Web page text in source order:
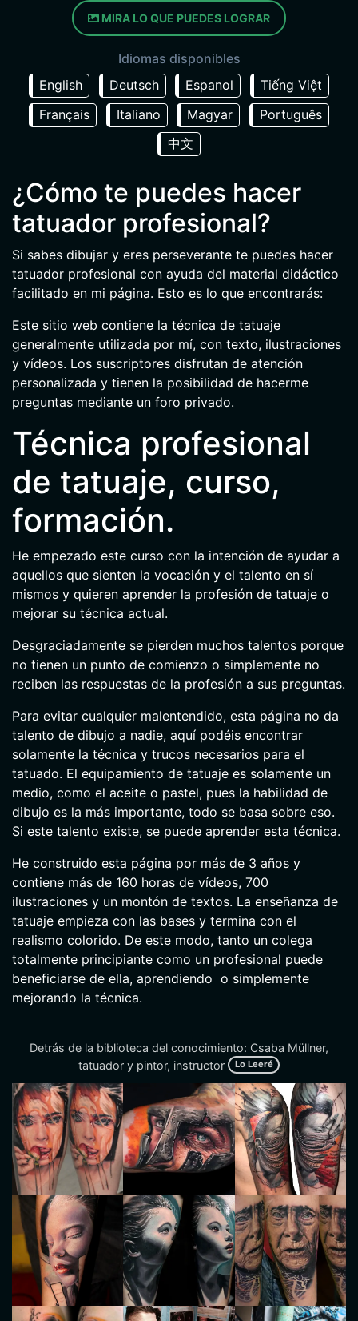
MIRA LO QUE PUEDES LOGRAR
Idiomas disponibles
English
Deutsch Espanol
Tiếng Việt
Français
Italiano Magyar
Português
中文
¿Cómo te puedes hacer
tatuador profesional?
Si sabes dibujar y eres perseverante te puedes hacer
tatuador profesional con ayuda del material didáctico
facilitado en mi página. Esto es lo que encontrarás:
Este sitio web contiene la técnica de tatuaje
generalmente utilizada por mí, con texto, ilustraciones
y vídeos. Los suscriptores disfrutan de atención
personalizada y tienen la posibilidad de hacerme
preguntas mediante un foro privado.
Técnica profesional
de tatuaje, curso,
formación.
He empezado este curso con la intención de ayudar a
aquellos que sienten la vocación y el talento en sí
mismos y quieren aprender la profesión de tatuaje o
mejorar su técnica actual.
Desgraciadamente se pierden muchos talentos porque
no tienen un punto de comienzo o simplemente no
reciben las respuestas de la profesión a sus preguntas.
Para evitar cualquier malentendido, esta página no da
talento de dibujo a nadie, aquí podéis encontrar
solamente la técnica y trucos necesarios para el
tatuado. El equipamiento de tatuaje es solamente un
medio, como el aceite o pastel, pues la habilidad de
dibujo es la más importante, todo se basa sobre eso.
Si este talento existe, se puede aprender esta técnica.
He construido esta página por más de 3 años y
contiene más de 160 horas de vídeos, 700
ilustraciones y un montón de textos. La enseñanza de
tatuaje empieza con las bases y termina con el
realismo colorido. De este modo, tanto un colega
totalmente principiante como un profesional puede
beneficiarse de ella, aprendiendo o simplemente
mejorando la técnica.
Detrás de la biblioteca del conocimiento: Csaba Müllner,
tatuador y pintor, instructor
Lo Leeré